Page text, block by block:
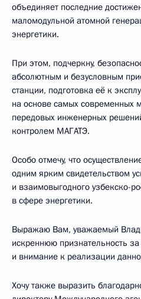
объединяет последние
маломодульной атомной
энергетики.
При этом, подчеркну,
абсолютным и безусловным
станции, подготовка её к
на основе самых современных
передовых инженерных
контролем МАГАТЭ.
Особо отмечу, что
одним ярким свидетельством
и взаимовыгодного узбекско-
в сфере энергетики.
Выражаю Вам, уважаемый
искреннюю признательность
и внимание к реализации
Хочу также выразить